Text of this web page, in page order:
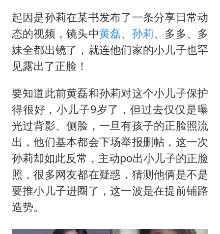
起因是孙莉在某书发布了一条分享日常动
态的视频，镜头中黄磊、 孙莉、多多、多
妹全都出镜了，就连他们家的小儿子也罕
见露出了正脸！
要知道此前黄磊和孙莉对这个小儿子保护
得很好，小儿子9岁了，但过去仅仅是曝
光过背影、侧脸，一旦有孩子的正脸照流
出，他们基本都会下场举报删帖，这一次
孙莉却如此反常，主动po出小儿子的正脸
照，很多网友都在疑惑，猜测他俩是不是
要推小儿子进圈了，这一波是在提前铺路
造势。